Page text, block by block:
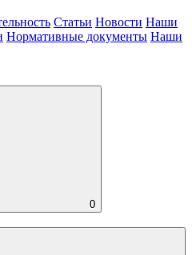
Статьи Новости Наши
Нормативные документы Наши
0